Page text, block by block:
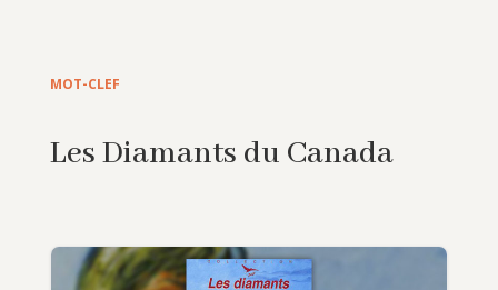
MOT-CLEF
Les Diamants du Canada